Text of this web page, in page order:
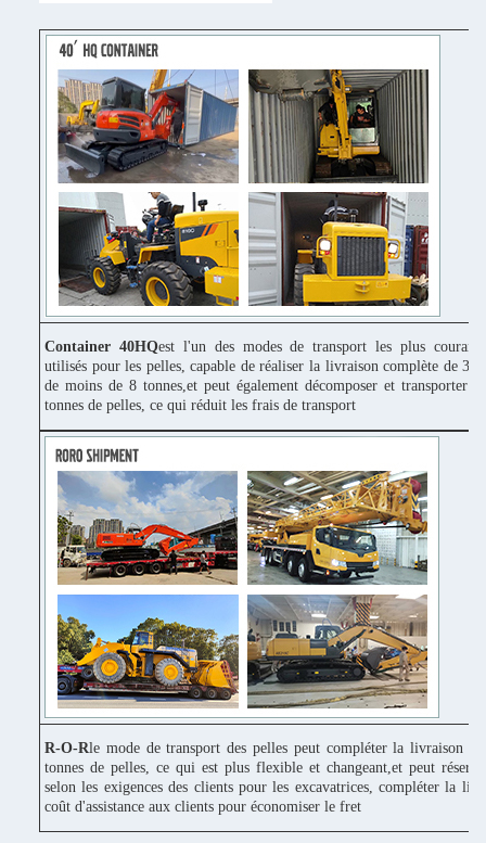
Container 40HQest l'un des modes de transport les plus
utilisés pour les pelles, capable de réaliser la livraison complète de 3
de moins de 8 tonnes,et peut également décomposer et transporter
tonnes de pelles, ce qui réduit les frais de transport
R-O-Rle mode de transport des pelles peut compléter la livraison
tonnes de pelles, ce qui est plus flexible et changeant,et peut
selon les exigences des clients pour les excavatrices, compléter la
coût d'assistance aux clients pour économiser le fret